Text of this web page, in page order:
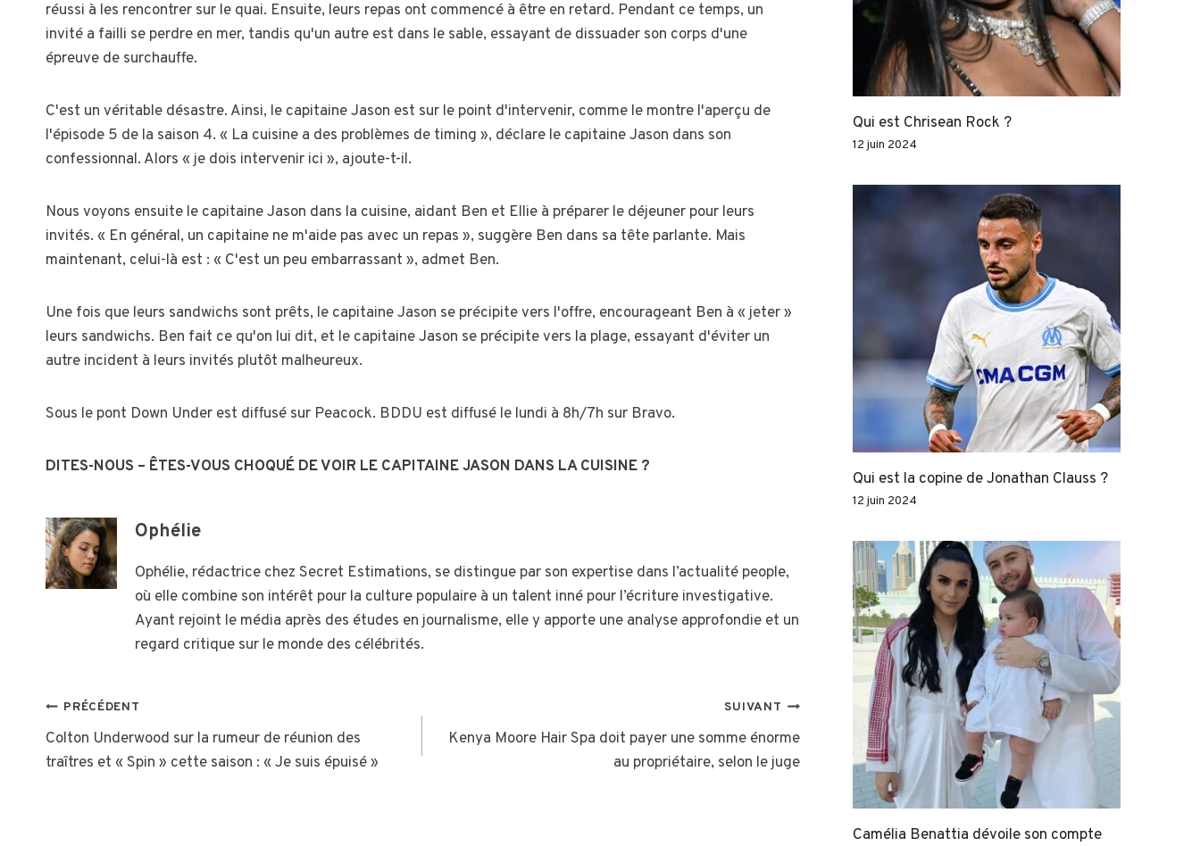
réussi à les rencontrer sur le quai. Ensuite, leurs repas ont commencé à être en retard. Pendant ce temps, un
invité a failli se perdre en mer, tandis qu'un autre est dans le sable, essayant de dissuader son corps d'une
épreuve de surchauffe.
C'est un véritable désastre. Ainsi, le capitaine Jason est sur le point d'intervenir, comme le montre l'aperçu de
l'épisode 5 de la saison 4. « La cuisine a des problèmes de timing », déclare le capitaine Jason dans son
confessionnal. Alors « je dois intervenir ici », ajoute-t-il.
Nous voyons ensuite le capitaine Jason dans la cuisine, aidant Ben et Ellie à préparer le déjeuner pour leurs
invités. « En général, un capitaine ne m'aide pas avec un repas », suggère Ben dans sa tête parlante. Mais
maintenant, celui-là est : « C'est un peu embarrassant », admet Ben.
Une fois que leurs sandwichs sont prêts, le capitaine Jason se précipite vers l'offre, encourageant Ben à « jeter »
leurs sandwichs. Ben fait ce qu'on lui dit, et le capitaine Jason se précipite vers la plage, essayant d'éviter un
autre incident à leurs invités plutôt malheureux.
Sous le pont Down Under est diffusé sur Peacock. BDDU est diffusé le lundi à 8h/7h sur Bravo.
DITES-NOUS – ÊTES-VOUS CHOQUÉ DE VOIR LE CAPITAINE JASON DANS LA CUISINE ?
Ophélie
Ophélie, rédactrice chez Secret Estimations, se distingue par son expertise dans l’actualité people,
où elle combine son intérêt pour la culture populaire à un talent inné pour l’écriture investigative.
Ayant rejoint le média après des études en journalisme, elle y apporte une analyse approfondie et un
regard critique sur le monde des célébrités.
NAVIGATION
DE
PRÉCÉDENT
Colton Underwood sur la rumeur de réunion des
traîtres et « Spin » cette saison : « Je suis épuisé »
SUIVANT
Kenya Moore Hair Spa doit payer une somme énorme
au propriétaire, selon le juge
Qui est Chrisean Rock ?
12 juin 2024
Qui est la copine de Jonathan Clauss ?
12 juin 2024
Camélia Benattia dévoile son compte